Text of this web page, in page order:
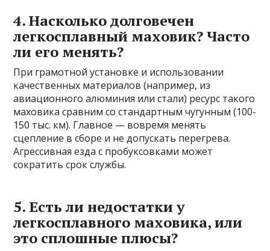
4. Насколько долговечен
легкосплавный маховик? Часто
ли его менять?
При грамотной установке и использовании
качественных материалов (например, из
авиационного алюминия или стали) ресурс такого
маховика сравним со стандартным чугунным (100-
150 тыс. км). Главное — вовремя менять
сцепление в сборе и не допускать перегрева.
Агрессивная езда с пробуксовками может
сократить срок службы.
5. Есть ли недостатки у
легкосплавного маховика, или
это сплошные плюсы?